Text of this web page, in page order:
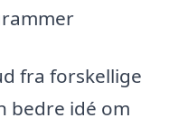
fra forskellige
bedre idé om